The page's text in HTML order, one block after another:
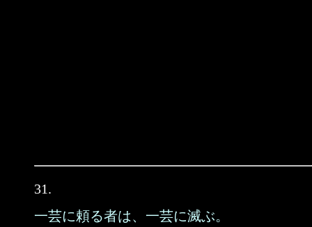
31.
一芸に頼る者は、一芸に滅ぶ。